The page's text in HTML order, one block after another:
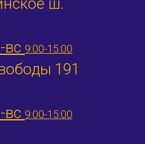
вс 9:00-15:00
191
вс 9:00-15:00